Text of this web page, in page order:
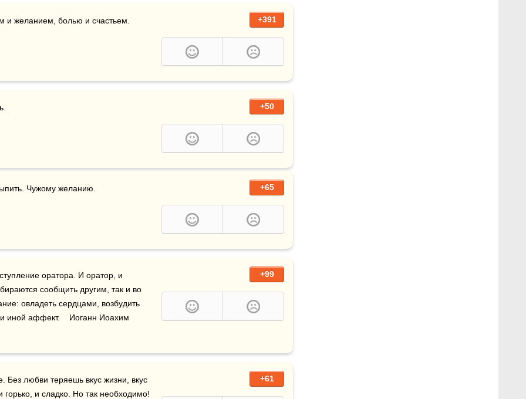
+391
желанием, болью и счастьем.
+50
+65
Чужому желанию.
+99
сообщить другим, так и во
овладеть сердцами, возбудить
иной аффект.    Иоганн Иоахим
+61
любви теряешь вкус жизни, вкус
и сладко. Но так необходимо!